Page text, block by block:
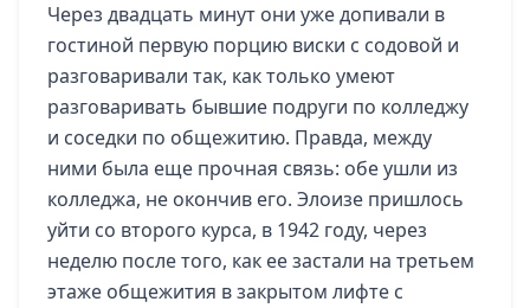
Через двадцать минут они уже допивали в
гостиной первую порцию виски с содовой и
разговаривали так, как только умеют
разговаривать бывшие подруги по колледжу
и соседки по общежитию. Правда, между
ними была еще прочная связь: обе ушли из
колледжа, не окончив его. Элоизе пришлось
уйти со второго курса, в 1942 году, через
неделю после того, как ее застали на третьем
этаже общежития в закрытом лифте с